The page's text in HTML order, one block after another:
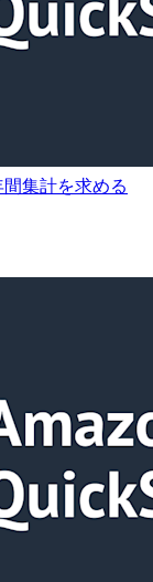
集計を求める